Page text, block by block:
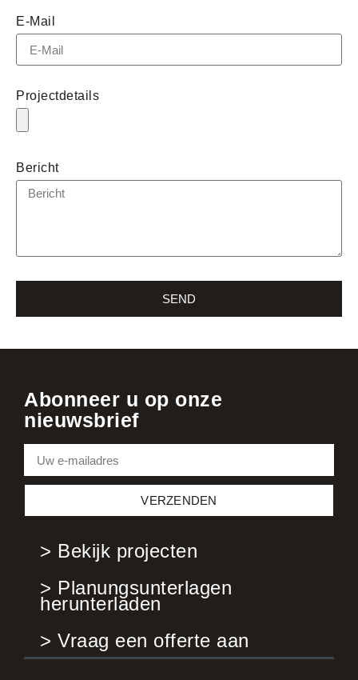
E-Mail
Projectdetails
Bericht
SEND
Abonneer u op onze
nieuwsbrief
VERZENDEN
> Bekijk projecten
> Planungsunterlagen
herunterladen
> Vraag een offerte aan